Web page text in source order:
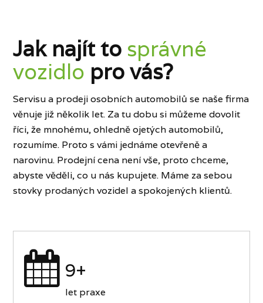
Jak najít to správné
vozidlo pro vás?
Servisu a prodeji osobních automobilů se naše firma
věnuje již několik let. Za tu dobu si můžeme dovolit
říci, že mnohému, ohledně ojetých automobilů,
rozumíme. Proto s vámi jednáme otevřeně a
narovinu. Prodejní cena není vše, proto chceme,
abyste věděli, co u nás kupujete. Máme za sebou
stovky prodaných vozidel a spokojených klientů.
9+
let praxe